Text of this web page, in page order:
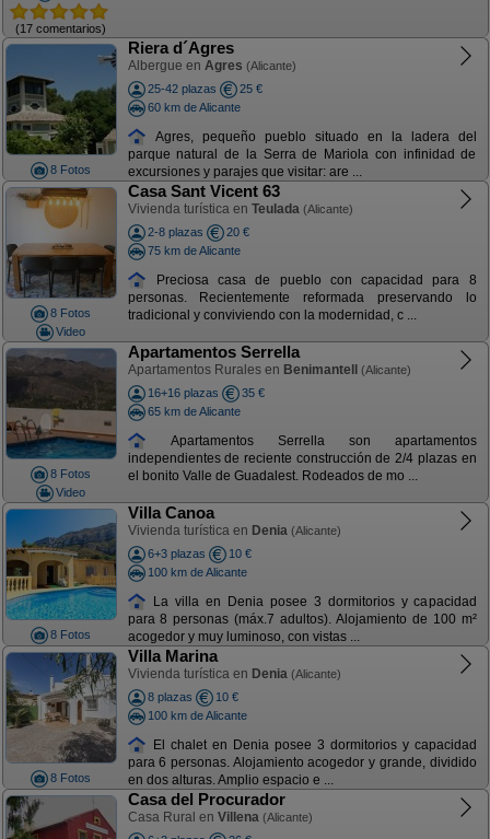
(17 comentarios)
8 Fotos
Riera d´Agres
Albergue en Agres (Alicante)
25-42 plazas
25 €
60 km de Alicante
Agres, pequeño pueblo situado en la ladera del
parque natural de la Serra de Mariola con infinidad de
excursiones y parajes que visitar: are ...
8 Fotos
Video
Casa Sant Vicent 63
Vivienda turística en Teulada (Alicante)
2-8 plazas
20 €
75 km de Alicante
Preciosa casa de pueblo con capacidad para 8
personas. Recientemente reformada preservando lo
tradicional y conviviendo con la modernidad, c ...
8 Fotos
Video
Apartamentos Serrella
Apartamentos Rurales en Benimantell
(Alicante)
16+16 plazas
35 €
65 km de Alicante
Apartamentos Serrella son apartamentos
independientes de reciente construcción de 2/4 plazas en
el bonito Valle de Guadalest. Rodeados de mo ...
8 Fotos
Villa Canoa
Vivienda turística en Denia (Alicante)
6+3 plazas
10 €
100 km de Alicante
La villa en Denia posee 3 dormitorios y capacidad
para 8 personas (máx.7 adultos). Alojamiento de 100 m²
acogedor y muy luminoso, con vistas ...
8 Fotos
Villa Marina
Vivienda turística en Denia (Alicante)
8 plazas
10 €
100 km de Alicante
El chalet en Denia posee 3 dormitorios y capacidad
para 6 personas. Alojamiento acogedor y grande, dividido
en dos alturas. Amplio espacio e ...
Casa del Procurador
Casa Rural en Villena (Alicante)